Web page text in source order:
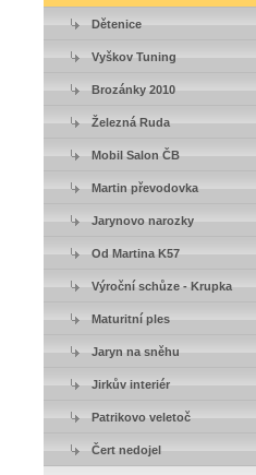
Dětenice
Vyškov Tuning
Brozánky 2010
Železná Ruda
Mobil Salon ČB
Martin převodovka
Jarynovo narozky
Od Martina K57
Výroční schůze - Krupka
Maturitní ples
Jaryn na sněhu
Jirkův interiér
Patrikovo veletoč
Čert nedojel